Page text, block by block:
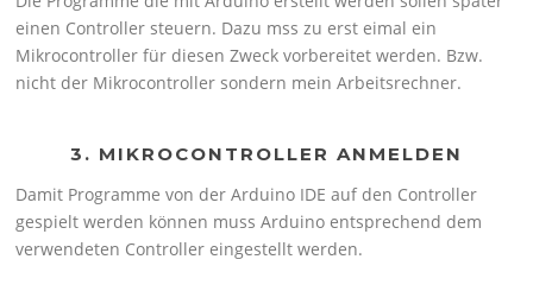
einen Controller steuern. Dazu mss zu erst eimal ein
Mikrocontroller für diesen Zweck vorbereitet werden. Bzw.
nicht der Mikrocontroller sondern mein Arbeitsrechner.
3. MIKROCONTROLLER ANMELDEN
Damit Programme von der Arduino IDE auf den Controller
gespielt werden können muss Arduino entsprechend dem
verwendeten Controller eingestellt werden.